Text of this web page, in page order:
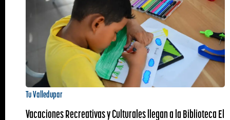
Tu Valledupar
Vacaciones Recreativas y Culturales llegan a la Biblioteca El